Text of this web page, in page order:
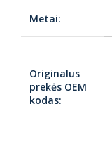
Metai:
Originalus
prekės OEM
kodas: